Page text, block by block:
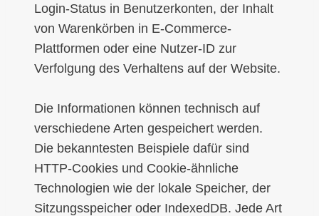
Login-Status in Benutzerkonten, der Inhalt
von Warenkörben in E-Commerce-
Plattformen oder eine Nutzer-ID zur
Verfolgung des Verhaltens auf der Website.
Die Informationen können technisch auf
verschiedene Arten gespeichert werden.
Die bekanntesten Beispiele dafür sind
HTTP-Cookies und Cookie-ähnliche
Technologien wie der lokale Speicher, der
Sitzungsspeicher oder IndexedDB. Jede Art